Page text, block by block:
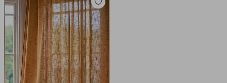
Dodaj
do
ulubionych